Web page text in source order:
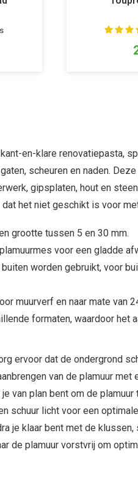
en-klare renovatiepasta,
scheuren en naden.
gipsplaten, hout en
het niet geschikt is voor
grootte tussen 5 en 30 mm.
voor een gladde
worden gebruikt, voor
muurverf en naar mate van
formaten, waardoor het
ervoor dat de ondergrond
van de plamuur
van plan bent om de
schuur licht voor een
je klaar bent met de
de plamuur vorstvrij om